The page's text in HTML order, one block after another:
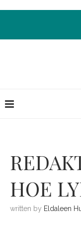
HOE
written by Eldaleen